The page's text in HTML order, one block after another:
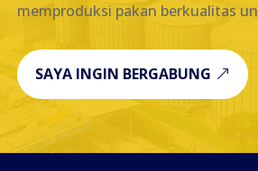
memproduksi pakan berkualitas
SAYA INGIN BERGABUNG